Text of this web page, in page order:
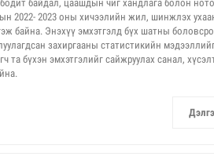
байдал, цаашдын чиг хандлага болон
2022- 2023 оны хичээлийн жил, шинжлэх
байна. Энэхүү эмхэтгэлд бүх шатны
захиргааны статистикийн
бүхэн эмхэтгэлийг сайжруулах санал,